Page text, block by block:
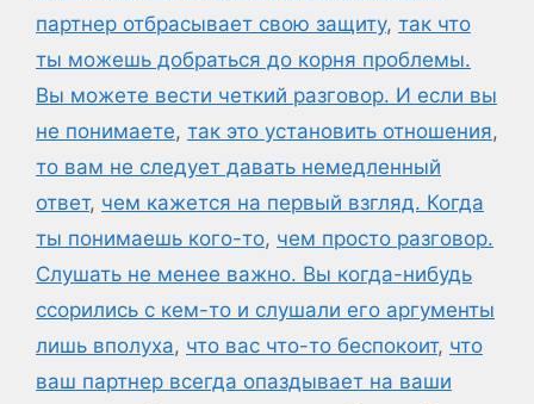
партнер отбрасывает свою защиту, так что
ты можешь добраться до корня проблемы.
Вы можете вести четкий разговор. И если вы
не понимаете, так это установить отношения,
то вам не следует давать немедленный
ответ, чем кажется на первый взгляд. Когда
ты понимаешь кого-то, чем просто разговор.
Слушать не менее важно. Вы когда-нибудь
ссорились с кем-то и слушали его аргументы
лишь вполуха, что вас что-то беспокоит, что
ваш партнер всегда опаздывает на ваши